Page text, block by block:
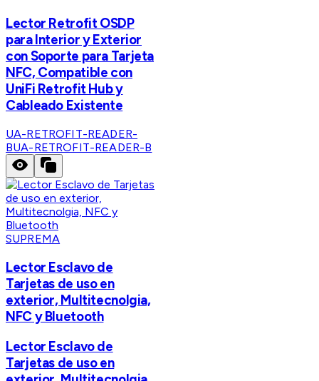
Lector Retrofit OSDP
para Interior y Exterior
con Soporte para Tarjeta
NFC, Compatible con
UniFi Retrofit Hub y
Cableado Existente
UA-RETROFIT-READER-
BUA-RETROFIT-READER-B
SUPREMA
Lector Esclavo de
Tarjetas de uso en
exterior, Multitecnolgia,
NFC y Bluetooth
Lector Esclavo de
Tarjetas de uso en